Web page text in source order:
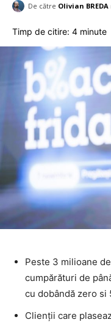
De către Olivian BREDA
Timp de citire: 4 minute
Peste 3 milioane
cumpărături de
cu dobândă zero si
Clienții care